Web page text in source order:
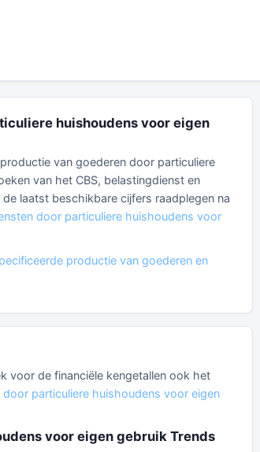
huishoudens voor eigen
van goederen door particuliere
van het CBS, belastingdienst en
laatst beschikbare cijfers raadplegen na
door particuliere huishoudens voor
productie van goederen en
voor de financiële kengetallen ook het
particuliere huishoudens voor eigen
voor eigen gebruik Trends